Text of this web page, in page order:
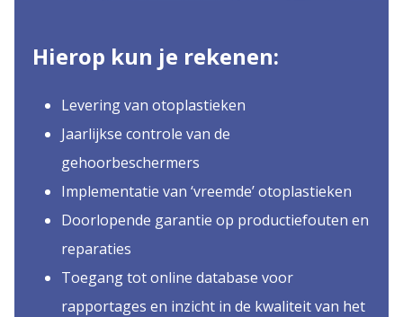
Hierop kun je rekenen:
Levering van otoplastieken
Jaarlijkse controle van de
gehoorbeschermers
Implementatie van ‘vreemde’ otoplastieken
Doorlopende garantie op productiefouten en
reparaties
Toegang tot online database voor
rapportages en inzicht in de kwaliteit van het